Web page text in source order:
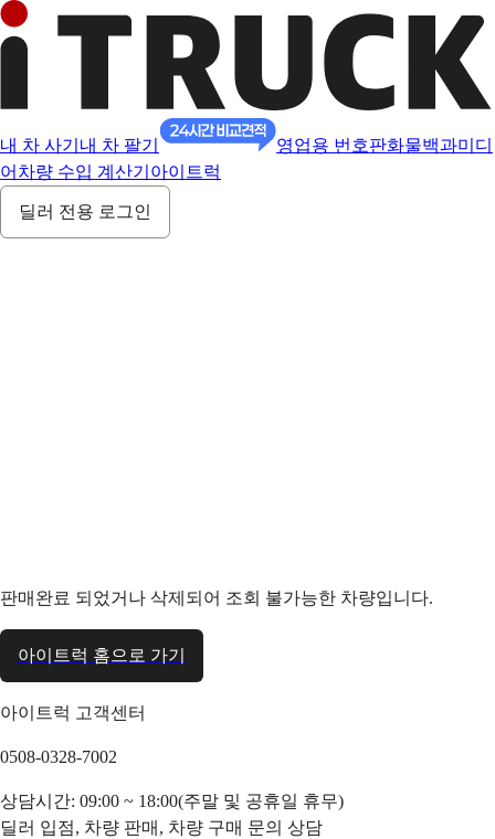
내 차 사기 내 차 팔기 영업용 번호판화물백과미디
어 차량 수입 계산기 아이트럭
딜러 전용 로그인
판매완료 되었거나 삭제되어 조회 불가능한 차량입니다.
아이트럭 홈으로 가기
아이트럭 고객센터
0508-0328-7002
상담시간: 09:00 ~ 18:00(주말 및 공휴일 휴무)
딜러 입점, 차량 판매, 차량 구매 문의 상담